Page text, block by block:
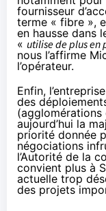
fournisseur
terme « fibre »,
en hausse dans
« utilise de plus en
nous l’affirme
l’opérateur.
Enfin,
des
aujourd’hui la
priorité donnée
négociations
l’Autorité de la
convient plus à
actuelle trop
des projets